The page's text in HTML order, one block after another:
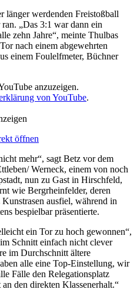
länger werdenden Freistoßball
„Das 3:1 war dann ein
zehn Jahre“, meinte Thulbas
nach einem abgewehrten
einem Foulelfmeter, Büchner
anzuzeigen.
von YouTube.
öffnen
mehr“, sagt Betz vor dem
Werneck, einem von noch
nun zu Gast in Hirschfeld,
wie Bergrheinfelder, deren
ausfiel, während in
bespielbar präsentierte.
ein Tor zu hoch gewonnen“,
Schnitt einfach nicht clever
im Durchschnitt ältere
alle eine Top-Einstellung, wir
Fälle den Relegationsplatz
den direkten Klassenerhalt.“